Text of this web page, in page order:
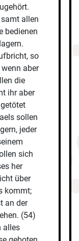
allen
bedienen
so
aber
die
ihr aber
sollen
jeder
sich
her
über
kommt;
an der
(54)
alles